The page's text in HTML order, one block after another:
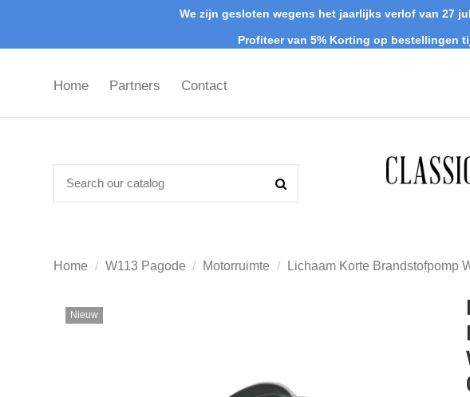
We zijn gesloten wegens het jaarlijks verlof van 27
Profiteer van 5% Korting op bestellingen
Home Partners Contact
Home W113 Pagode Motorruimte Lichaam Korte Brandstofpomp
Nieuw